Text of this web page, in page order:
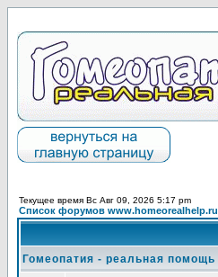
Текущее время Вс Авг 09, 2026 5:17 pm
Список форумов www.homeorealhelp.ru
Гомеопатия - реальная помощь